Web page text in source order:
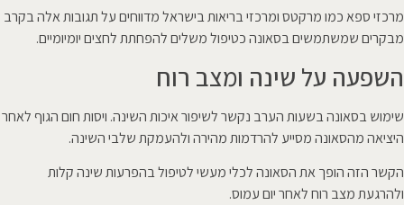
מרכזי ספא כמו מרקטס ומרכזי בריאות בישראל מדווחים על תגובות אלה בקרב
מבקרים שמשתמשים בסאונה כטיפול משלים להפחתת לחצים יומיומיים.
השפעה על שינה ומצב רוח
שימוש בסאונה בשעות הערב נקשר לשיפור איכות השינה. ויסות חום הגוף לאחר
היציאה מהסאונה מסייע להרדמות מהירה ולהעמקת שלבי השינה.
הקשר הזה הופך את הסאונה לכלי מעשי לטיפול בהפרעות שינה קלות
ולהרגעת מצב רוח לאחר יום עמוס.